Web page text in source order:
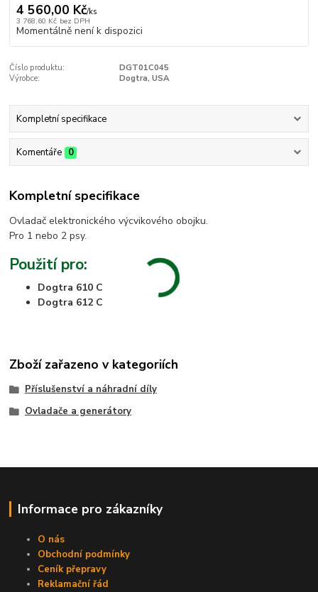
4 560,00 Kč/ks
3 768,60 Kč bez DPH
Momentálně není k dispozici
Číslo produktu:
DGT01C045
Výrobce:
Dogtra, USA
Kompletní specifikace
Komentáře 0
Kompletní specifikace
Ovladač elektronického výcvikového obojku.
Pro 1 nebo 2 psy.
Použití pro:
Dogtra 610 C
Dogtra 612 C
Zboží zařazeno v kategoriích
Příslušenství a náhradní díly
Ovladače a generátory
Informace pro zákazníky
O nás
Obchodní podmínky
Ceník přepravy
Reklamační řád